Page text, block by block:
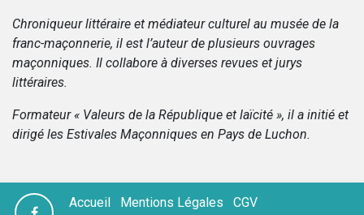
Chroniqueur littéraire et médiateur culturel au musée de la
franc-maçonnerie, il est l’auteur de plusieurs ouvrages
maçonniques. Il collabore à diverses revues et jurys
littéraires.
Formateur « Valeurs de la République et laïcité », il a initié et
dirigé les Estivales Maçonniques en Pays de Luchon.
Accueil Mentions Légales
CGV